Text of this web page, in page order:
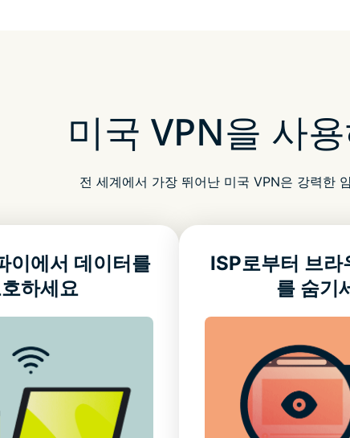
미국 VPN을 사
전 세계에서 가장 뛰어난 미국 VPN은 강력한
이에서 데이터를
하세요
ISP로부터 브라
를 숨기